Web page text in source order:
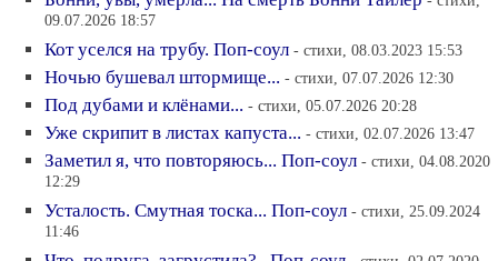
09.07.2026 18:57
Кот уселся на трубу. Поп-соул - стихи, 08.03.2023 15:53
Ночью бушевал штормище... - стихи, 07.07.2026 12:30
Под дубами и клёнами... - стихи, 05.07.2026 20:28
Уже скрипит в листах капуста... - стихи, 02.07.2026 13:47
Заметил я, что повторяюсь... Поп-соул - стихи, 04.08.2020
12:29
Усталость. Смутная тоска... Поп-соул - стихи, 25.09.2024
11:46